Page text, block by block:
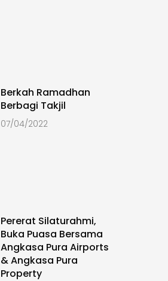
Berkah Ramadhan
Berbagi Takjil
07/04/2022
Pererat Silaturahmi,
Buka Puasa Bersama
Angkasa Pura Airports
& Angkasa Pura
Property